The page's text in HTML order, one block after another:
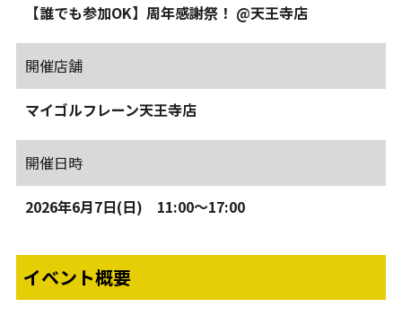
【誰でも参加OK】周年感謝祭！ @天王寺店
開催店舗
マイゴルフレーン天王寺店
開催日時
2026年6月7日(日) 11:00～17:00
イベント概要